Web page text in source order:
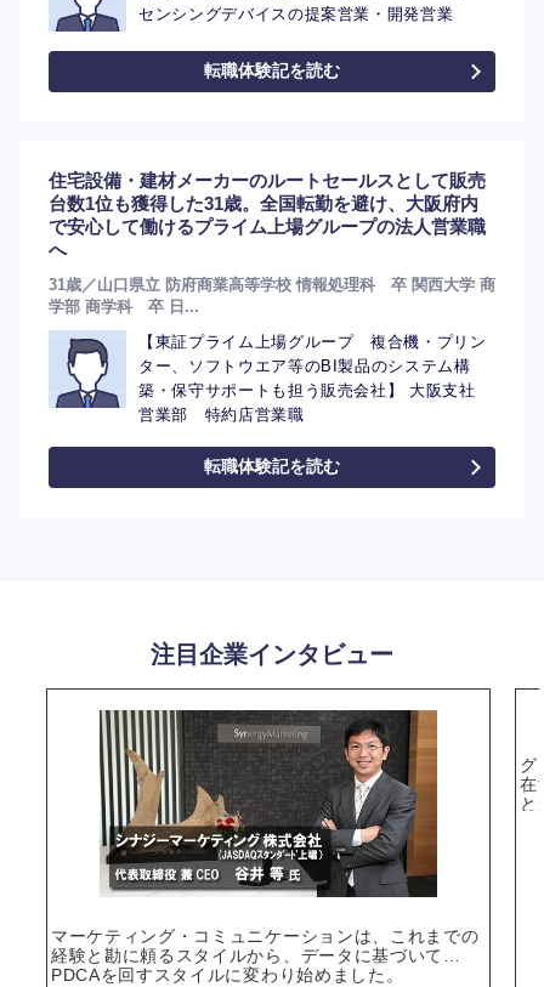
センシングデバイスの提案営業・開発営業
転職体験記を読む
住宅設備・建材メーカーのルートセールスとして販売
台数1位も獲得した31歳。全国転勤を避け、大阪府内
で安心して働けるプライム上場グループの法人営業職
へ
31歳／山口県立 防府商業高等学校 情報処理科 卒 関西大学 商
学部 商学科 卒 日...
【東証プライム上場グループ 複合機・プリン
ター、ソフトウエア等のBI製品のシステム構
築・保守サポートも担う販売会社】 大阪支社
営業部 特約店営業職
転職体験記を読む
注目企業インタビュー
マーケティング・コミュニケーションは、これまでの
経験と勘に頼るスタイルから、データに基づいて
PDCAを回すスタイルに変わり始めました。
グ
在
と